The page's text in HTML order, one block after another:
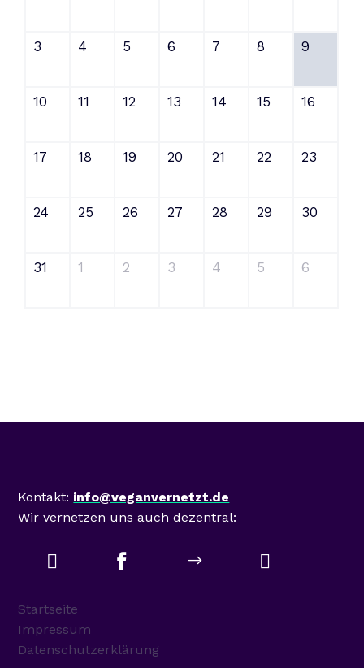
3 4 5 6 7 8 9
10 11 12 13 14 15 16
17 18 19 20 21 22 23
24 25 26 27 28 29 30
31 1 2 3 4 5 6
Kontakt: info@veganvernetzt.de
Wir vernetzen uns auch dezentral:
  $ 
Startseite
Impressum
Datenschutzerklärung